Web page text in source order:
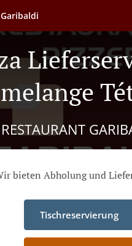
RESTAURANT
bieten Abholung und
Tischreservierung